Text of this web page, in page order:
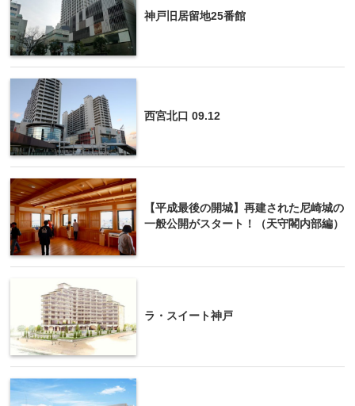
神戸旧居留地25番館
西宮北口 09.12
【平成最後の開城】再建された尼崎城の
一般公開がスタート！（天守閣内部編）
ラ・スイート神戸